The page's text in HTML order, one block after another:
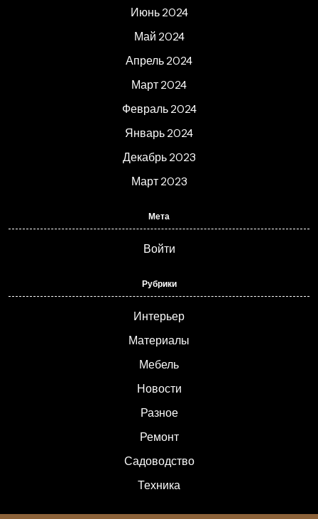
Июнь 2024
Май 2024
Апрель 2024
Март 2024
Февраль 2024
Январь 2024
Декабрь 2023
Март 2023
Мета
Войти
Рубрики
Интерьер
Материалы
Мебель
Новости
Разное
Ремонт
Садоводство
Техника